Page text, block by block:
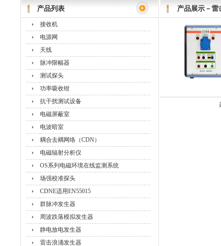
产品列表
接收机
电源网
天线
脉冲限幅器
测试探头
功率吸收钳
抗干扰测试设备
电磁屏蔽室
电波暗室
耦合去耦网络（CDN）
电磁辐射分析仪
OS系列电磁环境在线监测系统
场强校准探头
CDNE适用EN55015
群脉冲发生器
周波跌落模拟发生器
静电放电发生器
雷击浪涌发生器
产品展示－雷